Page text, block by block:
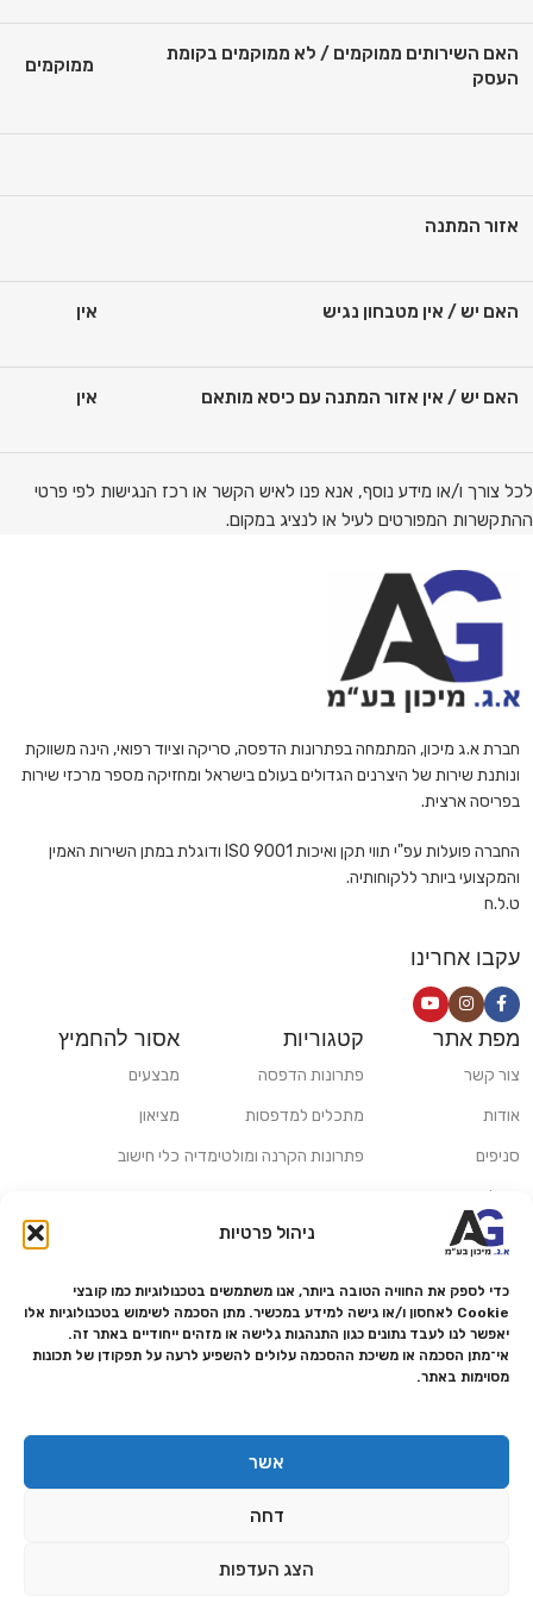
ניהול פרטיות
כדי לספק את החוויה הטובה ביותר, אנו משתמשים בטכנולוגיות כמו קובצי
Cookie לאחסון ו/או גישה למידע במכשיר. מתן הסכמה לשימוש בטכנולוגיות אלו
יאפשר לנו לעבד נתונים כגון התנהגות גלישה או מזהים ייחודיים באתר זה.
אי־מתן הסכמה או משיכת ההסכמה עלולים להשפיע לרעה על תפקודן של תכונות
מסוימות באתר.
אשר
דחה
הצג העדפות
האם השירותים ממוקמים / לא ממוקמים בקומת
העסק
ממוקמים
אזור המתנה
האם יש / אין מטבחון נגיש אין
האם יש / אין אזור המתנה עם כיסא מותאם אין
לכל צורך ו/או מידע נוסף, אנא פנו לאיש הקשר או רכז הנגישות לפי פרטי
ההתקשרות המפורטים לעיל או לנציג במקום.
חברת א.ג מיכון, המתמחה בפתרונות הדפסה, סריקה וציוד רפואי, הינה משווקת
ונותנת שירות של היצרנים הגדולים בעולם בישראל ומחזיקה מספר מרכזי שירות
בפריסה ארצית.
החברה פועלות עפ"י תווי תקן ואיכות ISO 9001 ודוגלת במתן השירות האמין
והמקצועי ביותר ללקוחותיה.
ט.ל.ח
עקבו אחרינו
מפת אתר
צור קשר
אודות
סניפים
משלוחים ואיסוף עצמי
מדריכים ומאמרים
מעבדת תיקונים
הצהרת נגישות
מדיניות החזרות והחזרים
אמנת שירות
קטגוריות
פתרונות הדפסה
מתכלים למדפסות
פתרונות הקרנה ומולטימדיה
פתרונות קמעונאות
אסור להחמיץ
מבצעים
מציאון
כלי חישוב